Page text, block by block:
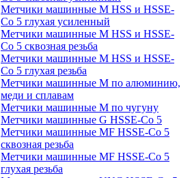
Метчики машинные M HSS и HSSE-
Co 5 глухая усиленный
Метчики машинные M HSS и HSSE-
Co 5 сквозная резьба
Метчики машинные M HSS и HSSE-
Co 5 глухая резьба
Метчики машинные M по алюминию,
меди и сплавам
Метчики машинные M по чугуну
Метчики машинные G HSSE-Co 5
Метчики машинные MF HSSE-Co 5
сквозная резьба
Метчики машинные MF HSSE-Co 5
глухая резьба